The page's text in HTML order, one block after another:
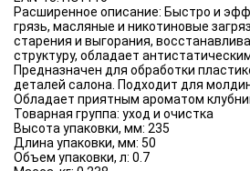
Расширенное описание: Быстро и
грязь, масляные и никотиновые
старения и выгорания,
структуру, обладает
Предназначен для обработки
деталей салона. Подходит для
Обладает приятным ароматом
Товарная группа: уход и очистка
Высота упаковки, мм: 235
Длина упаковки, мм: 50
Объем упаковки, л: 0.7